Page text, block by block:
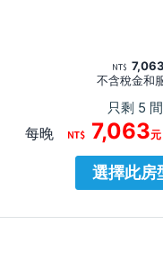
7,063
不含稅金和
只剩 5
每晚 7,063元
選擇此房